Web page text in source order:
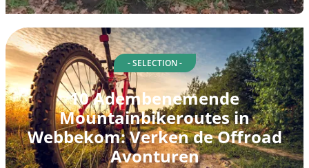
- SELECTION -
10 Adembenemende
Mountainbikeroutes in
Webbekom: Verken de Offroad
Avonturen